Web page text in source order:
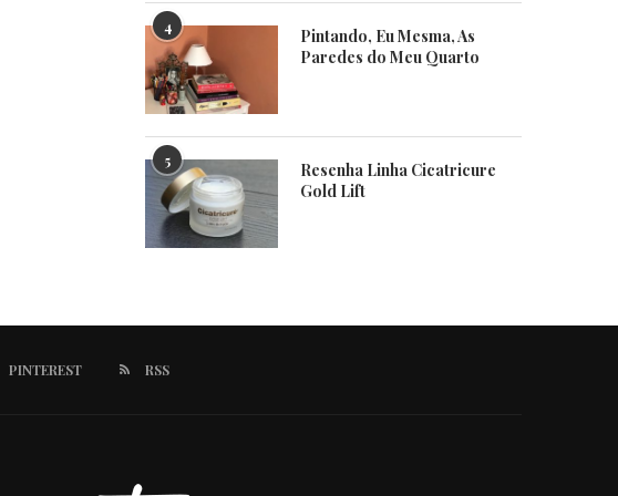
4
Pintando, Eu Mesma, As
Paredes do Meu Quarto
5
Resenha Linha Cicatricure
Gold Lift
PINTEREST RSS